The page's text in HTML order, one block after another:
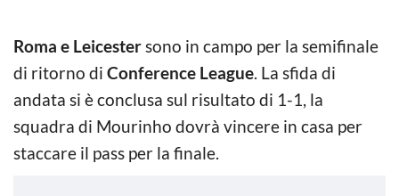
Roma e Leicestersono in campo per la semifinale
di ritorno di Conference League. La sfida di
andata si è conclusa sul risultato di 1-1, la
squadra di Mourinho dovrà vincere in casa per
staccare il pass per la finale.